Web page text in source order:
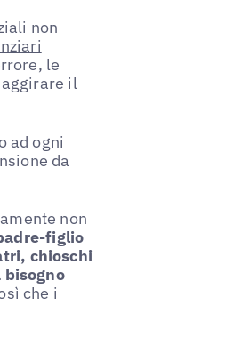
non
le
il
ad ogni
da
non
figlio
chioschi
bisogno
che i